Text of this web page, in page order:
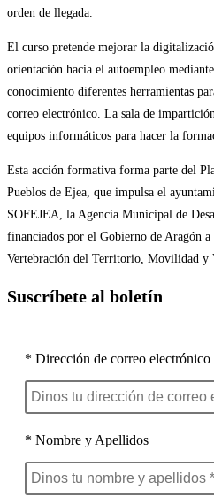
orden de llegada.
El curso pretende mejorar la
orientación hacia el autoempleo
conocimiento diferentes herramientas
correo electrónico. La sala de
equipos informáticos para hacer la
Esta acción formativa forma parte del
Pueblos de Ejea, que impulsa el
SOFEJEA, la Agencia Municipal de
financiados por el Gobierno de Aragón a
Vertebración del Territorio, Movilidad y
Suscríbete al boletín
* Dirección de correo electrónico
* Nombre y Apellidos